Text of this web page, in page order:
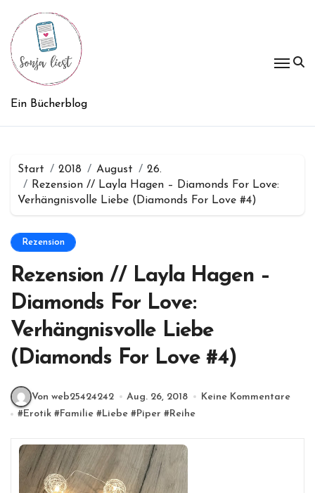
Inhalt
springen
Ein Bücherblog
Start 2018 August
26.
Rezension // Layla Hagen – Diamonds For Love:
Verhängnisvolle Liebe (Diamonds For Love #4)
Rezension
Rezension // Layla Hagen –
Diamonds For Love:
Verhängnisvolle Liebe
(Diamonds For Love #4)
Von web25424242 Aug. 26, 2018
Keine Kommentare
#Erotik #Familie #Liebe #Piper #Reihe